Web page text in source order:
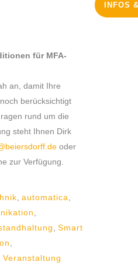
INFOS
für MFA-
an, damit Ihre
berücksichtigt
rund um die
steht Ihnen Dirk
oder
zur Verfügung.
automatica
Smart
Veranstaltung